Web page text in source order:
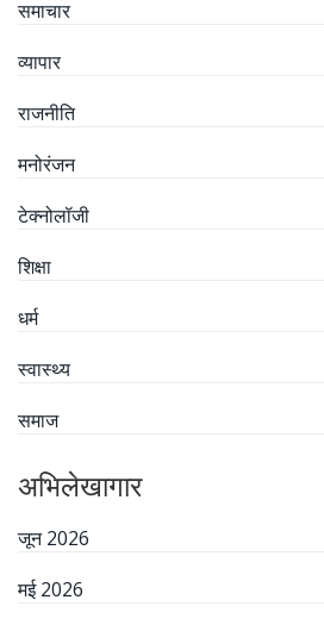
समाचार
व्यापार
राजनीति
मनोरंजन
टेक्नोलॉजी
शिक्षा
धर्म
स्वास्थ्य
समाज
अभिलेखागार
जून 2026
मई 2026